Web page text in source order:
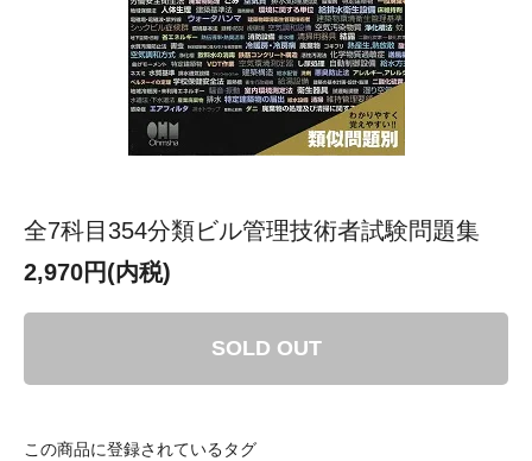
全7科目354分類ビル管理技術者試験問題集
2,970円(内税)
SOLD OUT
この商品に登録されているタグ